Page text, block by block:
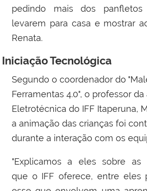
pedindo mais dos
levarem para casa e mostrar
Renata.
Iniciação Tecnológica
Segundo o coordenador do
Ferramentas 4.0", o professor da
Eletrotécnica do IFF Itaperuna,
a animação das crianças foi
durante a interação com os
"Explicamos a eles sobre as
que o IFF oferece, entre eles